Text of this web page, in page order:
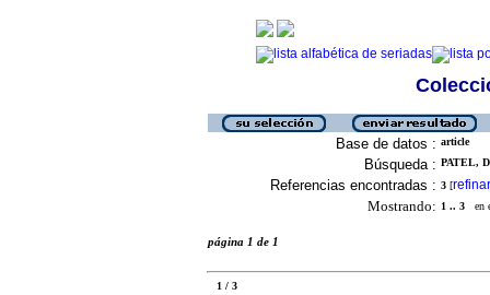
Base de datos : article
Búsqueda : PATEL,
Referencias encontradas : 3 [refinar
Mostrando: 1 .. 3 en
página 1 de 1
1 / 3